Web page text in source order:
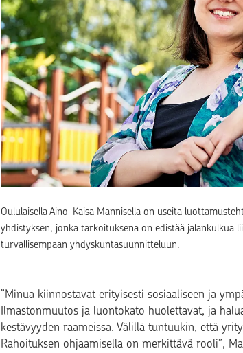
Oululaisella Aino-Kaisa Mannisella on useita
yhdistyksen, jonka tarkoituksena on edistää jalankulkua
turvallisempaan yhdyskuntasuunnitteluun.
”Minua kiinnostavat erityisesti sosiaaliseen ja
Ilmastonmuutos ja luontokato huolettavat, ja
kestävyyden raameissa. Välillä tuntuukin, että
Rahoituksen ohjaamisella on merkittävä rooli”,